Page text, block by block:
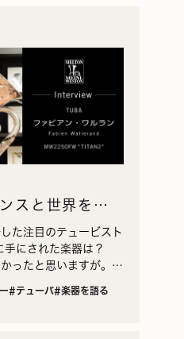
スと世界をつ
た注目のテュービスト
にされた楽器は？
ったと思いますが。
バ・テノール（サクソ
#テューバ#楽器を語る